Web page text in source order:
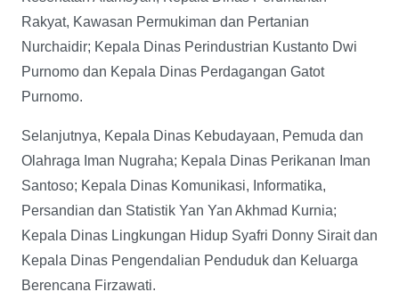
Rakyat, Kawasan Permukiman dan Pertanian
Nurchaidir; Kepala Dinas Perindustrian Kustanto Dwi
Purnomo dan Kepala Dinas Perdagangan Gatot
Purnomo.
Selanjutnya, Kepala Dinas Kebudayaan, Pemuda dan
Olahraga Iman Nugraha; Kepala Dinas Perikanan Iman
Santoso; Kepala Dinas Komunikasi, Informatika,
Persandian dan Statistik Yan Yan Akhmad Kurnia;
Kepala Dinas Lingkungan Hidup Syafri Donny Sirait dan
Kepala Dinas Pengendalian Penduduk dan Keluarga
Berencana Firzawati.